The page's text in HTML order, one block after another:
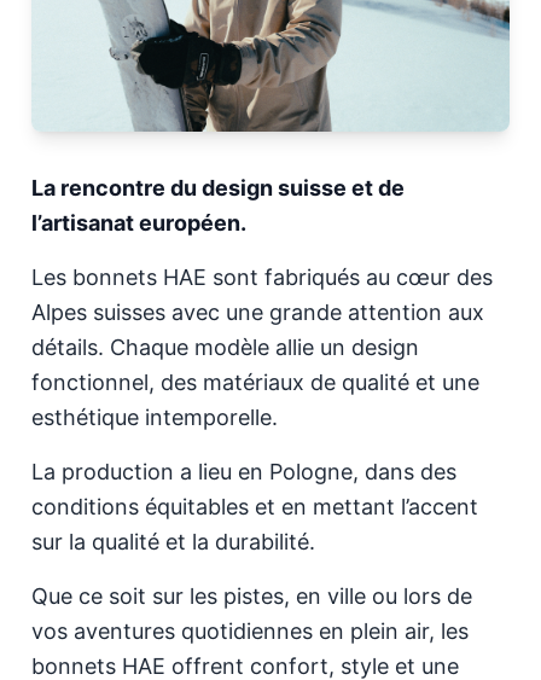
La rencontre du design suisse et de
l’artisanat européen.
Les bonnets HAE sont fabriqués au cœur des
Alpes suisses avec une grande attention aux
détails. Chaque modèle allie un design
fonctionnel, des matériaux de qualité et une
esthétique intemporelle.
La production a lieu en Pologne, dans des
conditions équitables et en mettant l’accent
sur la qualité et la durabilité.
Que ce soit sur les pistes, en ville ou lors de
vos aventures quotidiennes en plein air, les
bonnets HAE offrent confort, style et une